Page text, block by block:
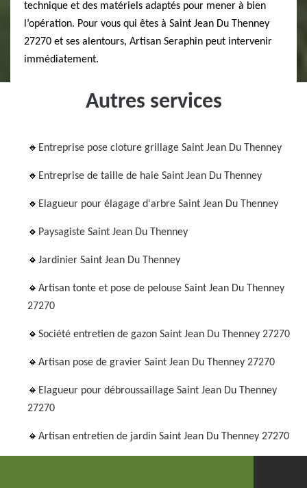
technique et des matériels adaptés pour mener à bien
l’opération. Pour vous qui êtes à Saint Jean Du Thenney
27270 et ses alentours, Artisan Seraphin peut intervenir
immédiatement.
Autres services
Entreprise pose cloture grillage Saint Jean Du Thenney
Entreprise de taille de haie Saint Jean Du Thenney
Elagueur pour élagage d'arbre Saint Jean Du Thenney
Paysagiste Saint Jean Du Thenney
Jardinier Saint Jean Du Thenney
Artisan tonte et pose de pelouse Saint Jean Du Thenney
27270
Société entretien de gazon Saint Jean Du Thenney 27270
Artisan pose de gravier Saint Jean Du Thenney 27270
Elagueur pour débroussaillage Saint Jean Du Thenney
27270
Artisan entretien de jardin Saint Jean Du Thenney 27270